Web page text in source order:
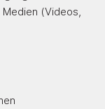
(Videos,